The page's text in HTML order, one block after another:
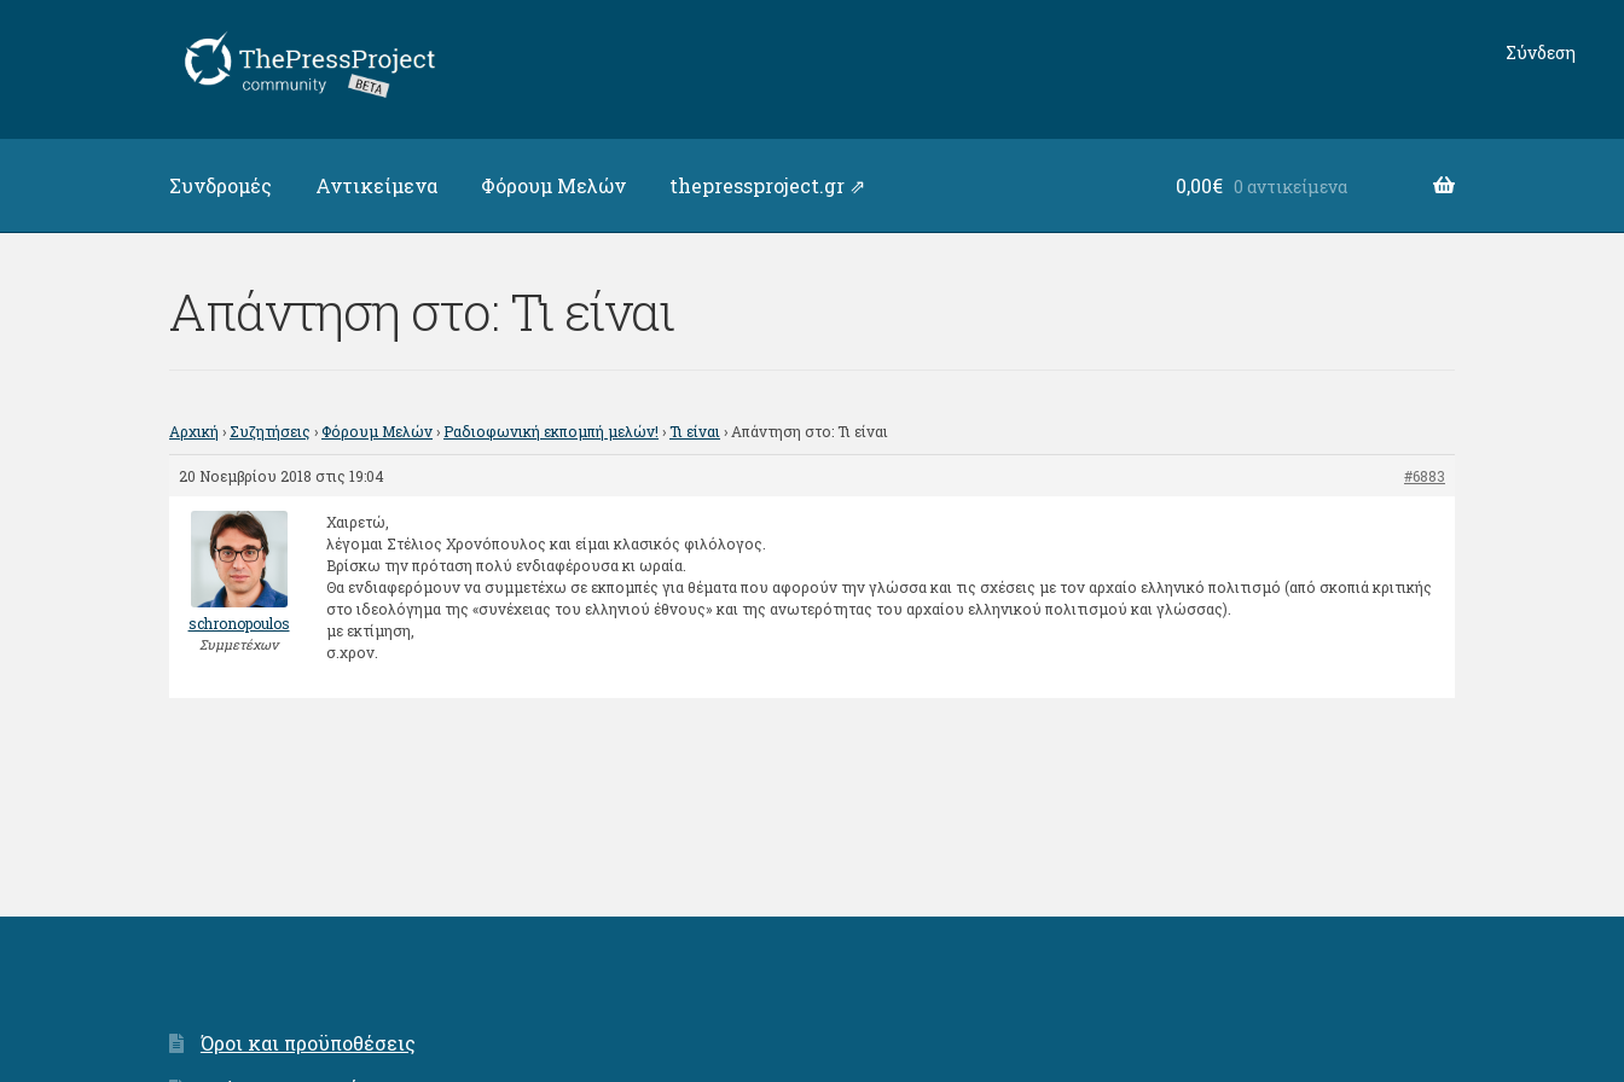
Απευθείας
μετάβαση
Μετάβαση
σε
περιεχόμενο
Συνδρομές Αντικείμενα Φόρουμ Μελών thepressproject.gr ⇗ 0,00€ 0 αντικείμενα
Σύνδεση
Απάντηση στο: Τι είναι
Αρχική › Συζητήσεις ›Φόρουμ Μελών›Ραδιοφωνική εκπομπή μελών! ›Τι είναι›Απάντηση στο: Τι είναι
20 Νοεμβρίου 2018 στις 19:04 #6883
schronopoulos
Συμμετέχων
Χαιρετώ,
λέγομαι Στέλιος Χρονόπουλος και είμαι κλασικός φιλόλογος.
Βρίσκω την πρόταση πολύ ενδιαφέρουσα κι ωραία.
Θα ενδιαφερόμουν να συμμετέχω σε εκπομπές για θέματα που αφορούν την γλώσσα και τις σχέσεις με τον αρχαίο ελληνικό πολιτισμό (από σκοπιά κριτικής
στο ιδεολόγημα της «συνέχειας του ελληνιού έθνους» και της ανωτερότητας του αρχαίου ελληνικού πολιτισμού και γλώσσας).
με εκτίμηση,
σ.χρον.
Όροι και προϋποθέσεις